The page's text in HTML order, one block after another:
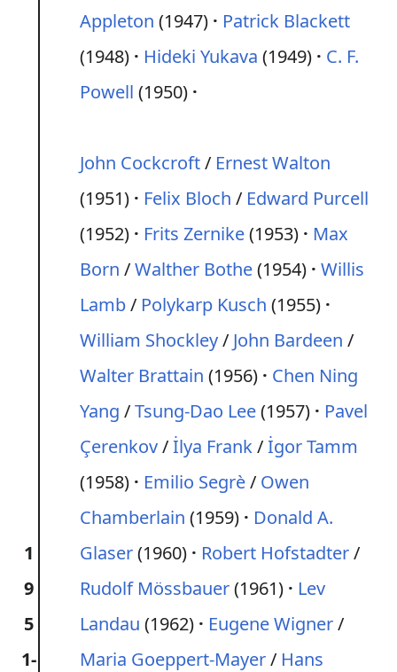
Appleton (1947)
Patrick Blackett
(1948)
Hideki Yukava (1949)
C. F.
Powell (1950)
1
9
5
1-
John Cockcroft/ Ernest Walton
(1951)
Felix Bloch / Edward Purcell
(1952)
Frits Zernike(1953)
Max
Born /Walther Bothe(1954) Willis
Lamb/ Polykarp Kusch (1955)
William Shockley/ John Bardeen /
Walter Brattain (1956)
Chen Ning
Yang /Tsung-Dao Lee(1957)
Pavel
Çerenkov/İlya Frank/İgor Tamm
(1958)
Emilio Segrè/ Owen
Chamberlain (1959)
Donald A.
Glaser(1960) Robert Hofstadter/
Rudolf Mössbauer(1961)
Lev
Landau (1962) Eugene Wigner/
Maria Goeppert-Mayer/ Hans